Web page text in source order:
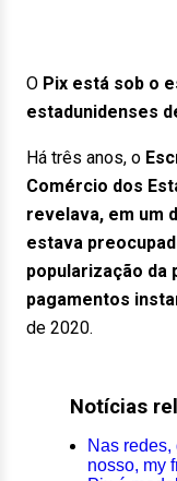
O Pix está sob o
estadunidenses
Há três anos, o
Comércio dos
revelava, em um
estava
popularização da
pagamentos
de 2020.
Notícias
Nas redes,
nosso, my